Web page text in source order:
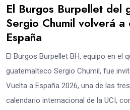
El Burgos Burpellet del
Sergio Chumil volverá
España
El Burgos Burpellet BH, equipo en el
guatemalteco Sergio Chumil, fue
Vuelta a España 2026, una de las
calendario internacional de la UCI,